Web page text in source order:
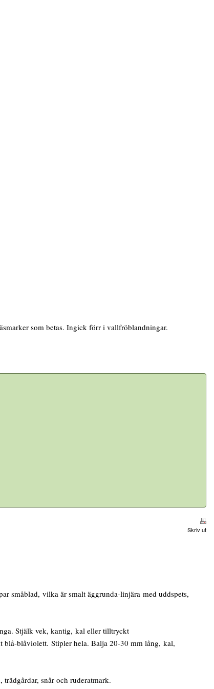
som betas. Ingick förr i vallfröblandningar.
Skriv ut
småblad, vilka är smalt äggrunda-linjära med uddspets,
Stjälk vek, kantig, kal eller tilltryckt
blåviolett. Stipler hela. Balja 20-30 mm lång, kal,
snår och ruderatmark.